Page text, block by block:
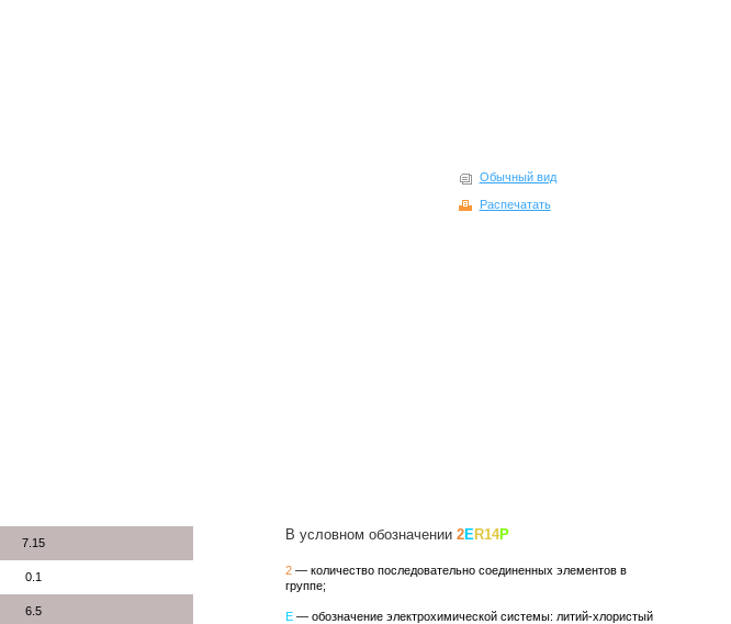
Обычный вид
Распечатать
7.15
0.1
6.5
В условном обозначении2ER14P
2 — количество последовательно соединенных элементов в
группе;
E — обозначение электрохимической системы: литий-хлористый